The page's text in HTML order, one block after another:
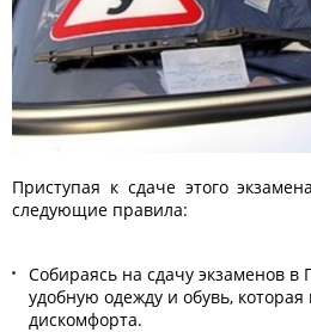
Приступая к сдаче этого
следующие правила:
Собираясь на сдачу экзаменов в
удобную одежду и обувь,
дискомфорта.